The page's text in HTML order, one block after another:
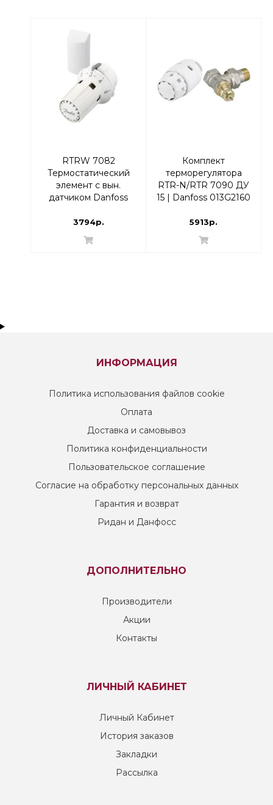
RTRW 7082
Термостатический
элемент с вын.
датчиком Danfoss
термоголовка
3794р.
Комплект
терморегулятора
RTR-N/RTR 7090 ДУ
15 | Danfoss 013G2160
5913р.
ИНФОРМАЦИЯ
Политика использования файлов cookie
Оплата
Доставка и самовывоз
Политика конфиденциальности
Пользовательское соглашение
Согласие на обработку персональных данных
Гарантия и возврат
Ридан и Данфосс
ДОПОЛНИТЕЛЬНО
Производители
Акции
Контакты
ЛИЧНЫЙ КАБИНЕТ
Личный Кабинет
История заказов
Закладки
Рассылка